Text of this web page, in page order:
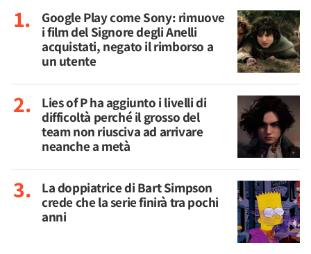
Google Play come Sony: rimuove
i film del Signore degli Anelli
acquistati, negato il rimborso a
un utente
Lies of P ha aggiunto i livelli di
difficoltà perché il grosso del
team non riusciva ad arrivare
neanche a metà
La doppiatrice di Bart Simpson
crede che la serie finirà tra pochi
anni